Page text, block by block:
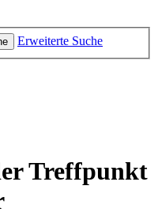
Erweiterte Suche
Treffpunkt